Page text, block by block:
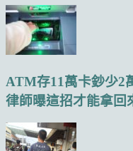
ATM存11萬卡鈔少2
律師曝這招才能拿回